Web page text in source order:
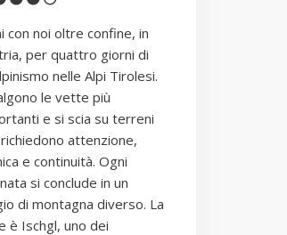
con noi oltre confine, in
per quattro giorni di
nelle Alpi Tirolesi.
le vette più
e si scia su terreni
attenzione,
e continuità. Ogni
si conclude in un
di montagna diverso. La
è Ischgl, uno dei